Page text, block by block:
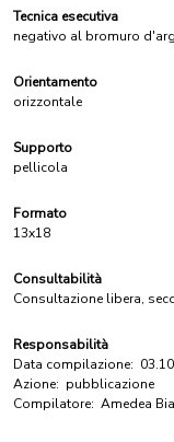
Tecnica esecutiva
negativo al bromuro
Orientamento
orizzontale
Supporto
pellicola
Formato
13x18
Consultabilità
Consultazione libera,
Responsabilità
Data compilazione:
Azione: pubblicazione
Compilatore: Amedea